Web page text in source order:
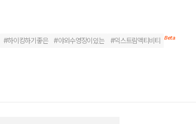
#하이킹하기좋은 #야외수영장이있는 #익스트림액티비티 Beta